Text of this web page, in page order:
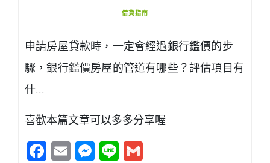
借貸指南
申請房屋貸款時，一定會經過銀行鑑價的步
驟，銀行鑑價房屋的管道有哪些？評估項目有
什…
喜歡本篇文章可以多多分享喔
Facebook
EmailMessenger
Line